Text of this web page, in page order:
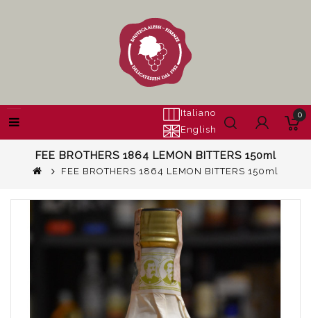
Italiano
English
0
FEE BROTHERS 1864 LEMON BITTERS 150ml
FEE BROTHERS 1864 LEMON BITTERS 150ml